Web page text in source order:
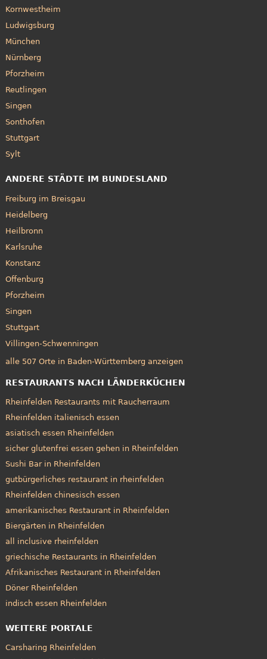
Kornwestheim
Ludwigsburg
München
Nürnberg
Pforzheim
Reutlingen
Singen
Sonthofen
Stuttgart
Sylt
ANDERE STÄDTE IM BUNDESLAND
Freiburg im Breisgau
Heidelberg
Heilbronn
Karlsruhe
Konstanz
Offenburg
Pforzheim
Singen
Stuttgart
Villingen-Schwenningen
alle 507 Orte in Baden-Württemberg anzeigen
RESTAURANTS NACH LÄNDERKÜCHEN
Rheinfelden Restaurants mit Raucherraum
Rheinfelden italienisch essen
asiatisch essen Rheinfelden
sicher glutenfrei essen gehen in Rheinfelden
Sushi Bar in Rheinfelden
gutbürgerliches restaurant in rheinfelden
Rheinfelden chinesisch essen
amerikanisches Restaurant in Rheinfelden
Biergärten in Rheinfelden
all inclusive rheinfelden
griechische Restaurants in Rheinfelden
Afrikanisches Restaurant in Rheinfelden
Döner Rheinfelden
indisch essen Rheinfelden
WEITERE PORTALE
Carsharing Rheinfelden